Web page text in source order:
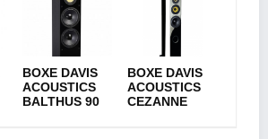
BOXE DAVIS
ACOUSTICS
BALTHUS 90
BOXE DAVIS
ACOUSTICS
CEZANNE